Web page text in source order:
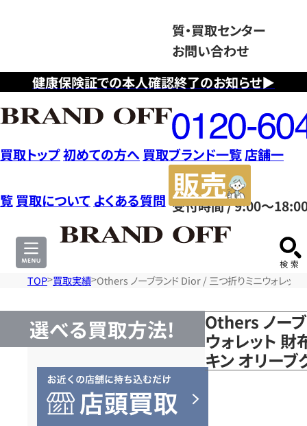
健康保険証での本人確認終了のお知らせ▶
質・買取センター
お問い合わせ
フ
リ
ー
ダ
イ
ヤ
ル
0120604117
受付時間 / 9:00～
買取トップ初めての方へ 買取ブランド一覧店舗一
覧 買取について よくある質問
サ
TOP 買取実績 Others ノーブランド Dior / 三つ折りミニウォレット
選べる買取方法!
Others ノー
ウォレット 財
キン オリー